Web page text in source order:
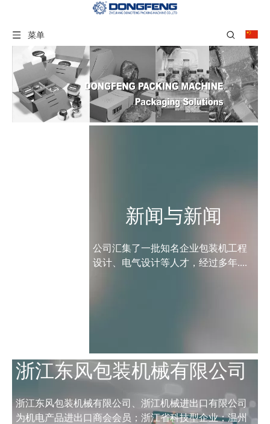
菜单
新闻与新闻
公司汇集了一批知名企业包装机工程
设计、电气设计等人才，经过多年....
浙江东风包装机械有限公司
浙江东风包装机械有限公司、浙江机械进出口有限公司
为机电产品进出口商会会员；浙江省科技型企业；温州